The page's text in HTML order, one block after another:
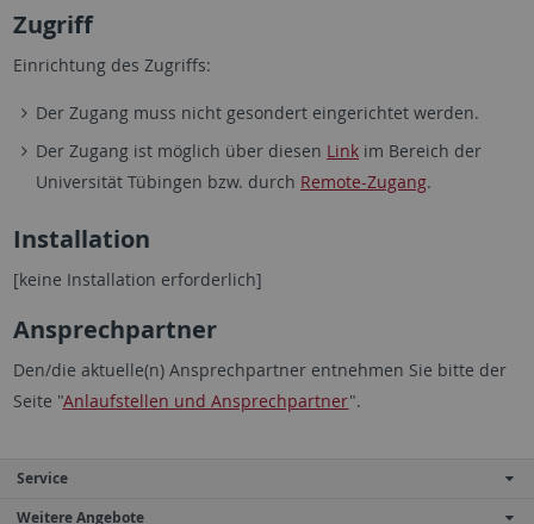
Zugriff
Einrichtung des Zugriffs:
Der Zugang muss nicht gesondert eingerichtet werden.
Der Zugang ist möglich über diesen Link im Bereich der
Universität Tübingen bzw. durch Remote-Zugang.
Installation
[keine Installation erforderlich]
Ansprechpartner
Den/die aktuelle(n) Ansprechpartner entnehmen Sie bitte der
Seite "Anlaufstellen und Ansprechpartner".
Service
Weitere Angebote